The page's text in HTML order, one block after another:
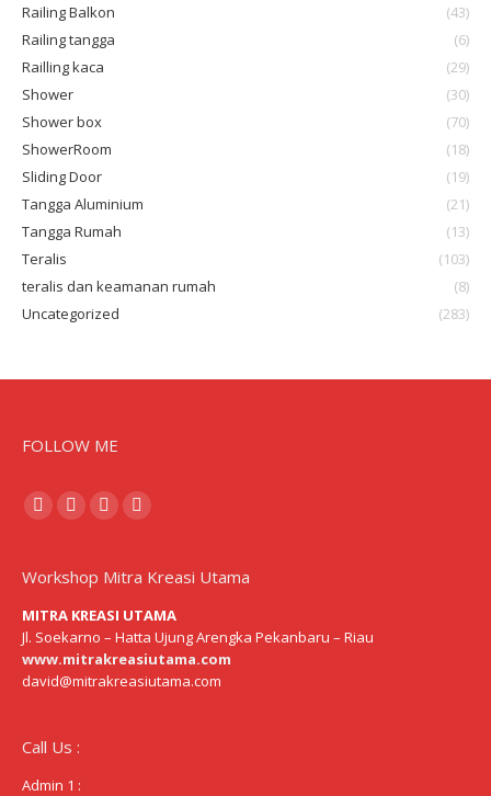
Railing Balkon
(43)
Railing tangga
(6)
Railling kaca
(29)
Shower
(30)
Shower box
(70)
ShowerRoom
(18)
Sliding Door
(19)
Tangga Aluminium
(21)
Tangga Rumah
(13)
Teralis
(103)
teralis dan keamanan rumah
(8)
Uncategorized
(283)
FOLLOW ME
Find us on:
Facebook
opens
new
window
Pinterest
opens
new
window
Mail
opens
new
window
Website
opens
new
window
Workshop Mitra Kreasi Utama
MITRA KREASI UTAMA
Jl. Soekarno – Hatta Ujung Arengka Pekanbaru – Riau
www.mitrakreasiutama.com
david@mitrakreasiutama.com
Call Us :
Admin 1 :